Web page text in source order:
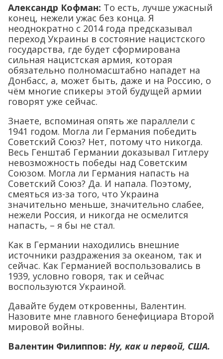
Александр Кофман: То есть, лучше ужасный
конец, нежели ужас без конца. Я
неоднократно с 2014 года предсказывал
переход Украины в состояние нацистского
государства, где будет сформирована
сильная нацистская армия, которая
обязательно полномасштабно нападет на
Донбасс, а, может быть, даже и на Россию, о
чём многие спикеры этой будущей армии
говорят уже сейчас.
Знаете, вспоминая опять же параллели с
1941 годом. Могла ли Германия победить
Советский Союз? Нет, потому что никогда.
Весь Генштаб Германии доказывал Гитлеру
невозможность победы над Советским
Союзом. Могла ли Германия напасть на
Советский Союз? Да. И напала. Поэтому,
смеяться из-за того, что Украина
значительно меньше, значительно слабее,
нежели Россия, и никогда не осмелится
напасть, – я бы не стал.
Как в Германии находились внешние
источники раздражения за океаном, так и
сейчас. Как Германией воспользовались в
1939, условно говоря, так и сейчас
воспользуются Украиной.
Давайте будем откровенны, Валентин.
Назовите мне главного бенефициара Второй
мировой войны.
Валентин Филиппов: Ну, как и первой, США.